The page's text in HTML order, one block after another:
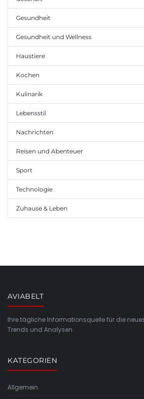
Gesundheit
Gesundheit und Wellness
Haustiere
Kochen
Kulinarik
Lebensstil
Nachrichten
Reisen und Abenteuer
Sport
Technologie
Zuhause & Leben
AVIABELT
Ihre tägliche Informationsquelle für die
Trends und Analysen.
KATEGORIEN
Allgemein